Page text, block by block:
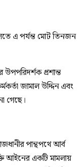
এ পর্যন্ত মোট তিনজন
উপপরিদর্শক প্রশান্ত
জামাল উদ্দিন এবং
গেছে।
পান্থপথে আর্ব
আইনের একটি মামলায়